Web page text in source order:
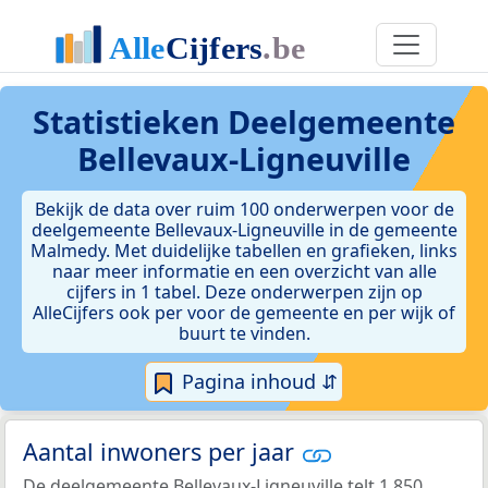
Statistieken Deelgemeente
Bellevaux-Ligneuville
Bekijk de data over ruim 100 onderwerpen voor de
deelgemeente Bellevaux-Ligneuville in de gemeente
Malmedy. Met duidelijke tabellen en grafieken, links
naar meer informatie en een overzicht van alle
cijfers in 1 tabel. Deze onderwerpen zijn op
AlleCijfers ook per voor de gemeente en per wijk of
buurt te vinden.
Pagina inhoud ⇵
Aantal inwoners per jaar